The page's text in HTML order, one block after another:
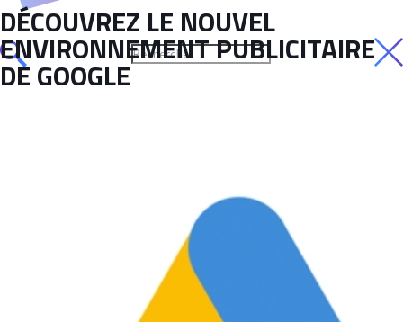
DÉCOUVREZ LE NOUVEL
ENVIRONNEMENT PUBLICITAIRE
DE GOOGLE